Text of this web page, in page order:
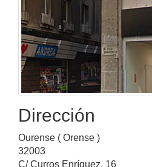
Dirección
Ourense ( Orense )
32003
C/ Curros Enríquez, 16